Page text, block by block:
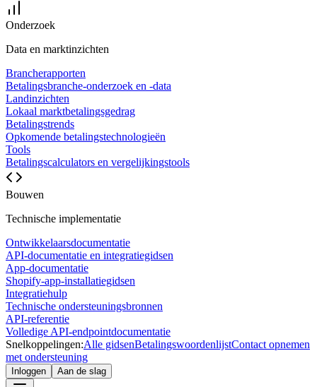
Onderzoek
Data en marktinzichten
Brancherapporten
Betalingsbranche-onderzoek en -data
Landinzichten
Lokaal marktbetalingsgedrag
Betalingstrends
Opkomende betalingstechnologieën
Tools
Betalingscalculators en vergelijkingstools
Bouwen
Technische implementatie
Ontwikkelaarsdocumentatie
API-documentatie en integratiegidsen
App-documentatie
Shopify-app-installatiegidsen
Integratiehulp
Technische ondersteuningsbronnen
API-referentie
Volledige API-endpointdocumentatie
Snelkoppelingen:Alle gidsenBetalingswoordenlijstContact opnemen
met ondersteuning
Inloggen Aan de slag